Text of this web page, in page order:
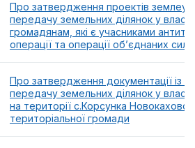
Про затвердження проектів
передачу земельних ділянок у
громадянам, які є учасниками
операції та операції об’єднаних сил
Про затвердження документації із
передачу земельних ділянок у
на території с.Корсунка
територіальної громади